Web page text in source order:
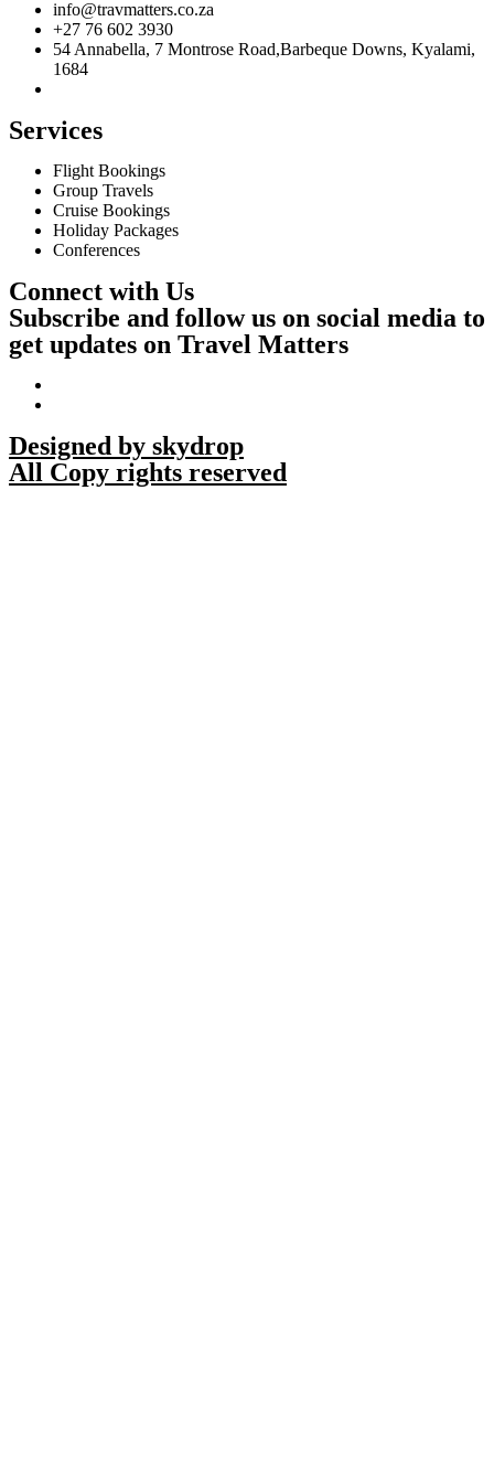
info@travmatters.co.za
+27 76 602 3930
54 Annabella, 7 Montrose Road,Barbeque Downs, Kyalami,
1684
Services
Flight Bookings
Group Travels
Cruise Bookings
Holiday Packages
Conferences
Connect with Us
Subscribe and follow us on social media to
get updates on Travel Matters
Designed by skydrop
All Copy rights reserved